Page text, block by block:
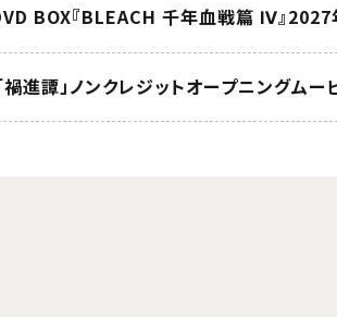
BOX『BLEACH 千年血戦篇 Ⅳ』2027
進譚」ノンクレジットオープニングムー